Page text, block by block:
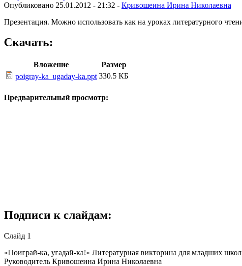
Опубликовано 25.01.2012 - 21:32 - Кривошеина Ирина Николаевна
Презентация. Можно использовать как на уроках литературного
Скачать:
Вложение
Размер
poigray-ka_ugaday-ka.ppt 330.5 КБ
Предварительный просмотр:
Подписи к слайдам:
Слайд 1
«Поиграй-ка, угадай-ка!» Литературная викторина для младших
Руководитель Кривошеина Ирина Николаевна